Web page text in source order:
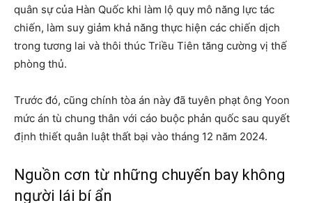
quân sự của Hàn Quốc khi làm lộ quy mô năng lực tác
chiến, làm suy giảm khả năng thực hiện các chiến dịch
trong tương lai và thôi thúc Triều Tiên tăng cường vị thế
phòng thủ.
Trước đó, cũng chính tòa án này đã tuyên phạt ông Yoon
mức án tù chung thân với cáo buộc phản quốc sau quyết
định thiết quân luật thất bại vào tháng 12 năm 2024.
Nguồn cơn từ những chuyến bay không
người lái bí ẩn